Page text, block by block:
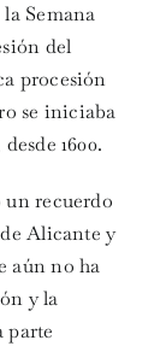
Semana
del
procesión
se iniciaba
1600.
un recuerdo
Alicante y
aún no ha
y la
parte